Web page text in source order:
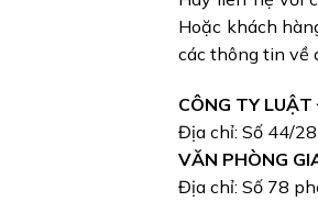
Hoặc khách
các thông tin về
CÔNG TY
Địa chỉ: Số 44/
VĂN PHÒNG
Địa chỉ: Số 78